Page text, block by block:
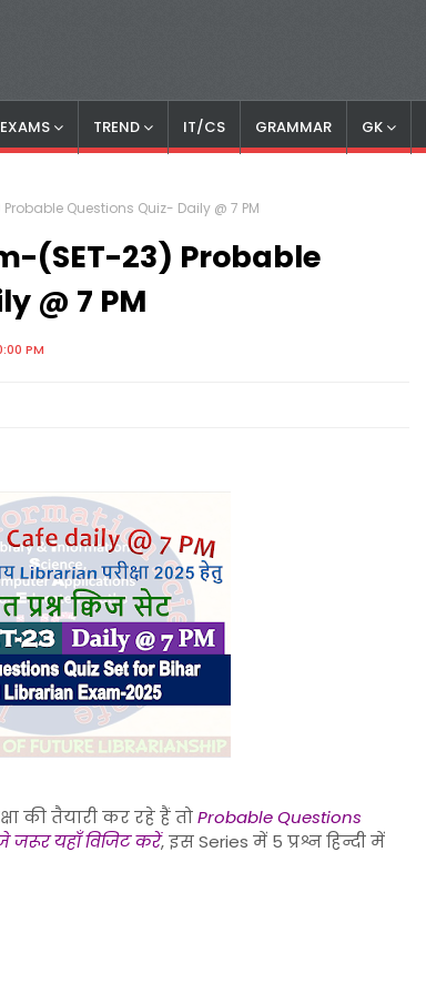
TREND IT/CS GRAMMAR GK
Questions Quiz- Daily @ 7 PM
(SET-23) Probable
@ 7 PM
PM
की तैयारी कर रहे हैं तोProbable Questions
जरूर यहाँ विजिट करें, इस Series में 5 प्रश्न हिन्दी में